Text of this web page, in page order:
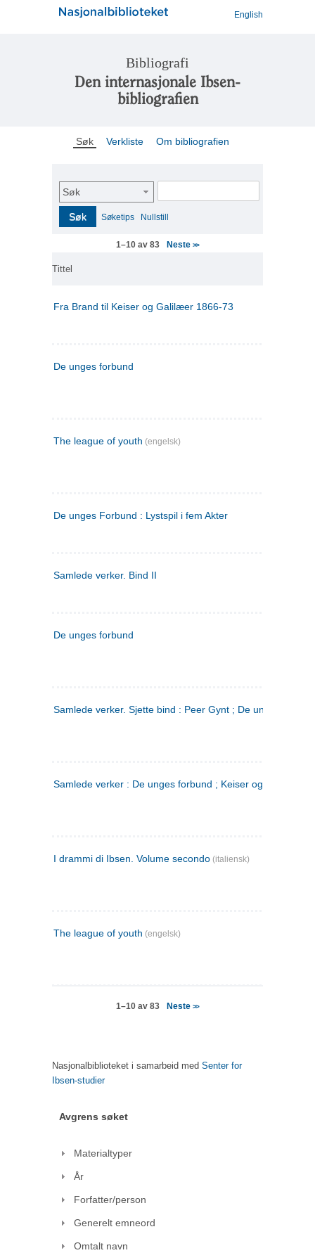
English
Bibliografi
Den internasjonale Ibsen-
bibliografien
Søk Verkliste Om bibliografien
Søk
Søk Søketips Nullstill
1–10 av 83 Neste>>
Tittel
Fra Brand til Keiser og Galilæer 1866-73
De unges forbund
The league of youth (engelsk)
De unges Forbund : Lystspil i fem Akter
Samlede verker. Bind II
De unges forbund
Samlede verker. Sjette bind : Peer Gynt ; De unges
Samlede verker : De unges forbund ; Keiser og Galilæer. 3
I drammi di Ibsen. Volume secondo (italiensk)
The league of youth (engelsk)
1–10 av 83 Neste>>
Nasjonalbiblioteket i samarbeid med Senter for
Ibsen-studier
Avgrens søket
Materialtyper
År
Forfatter/person
Generelt emneord
Omtalt navn